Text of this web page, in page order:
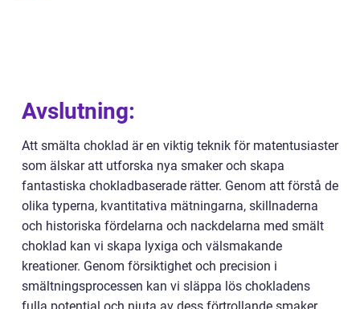
Avslutning:
Att smälta choklad är en viktig teknik för matentusiaster
som älskar att utforska nya smaker och skapa
fantastiska chokladbaserade rätter. Genom att förstå de
olika typerna, kvantitativa mätningarna, skillnaderna
och historiska fördelarna och nackdelarna med smält
choklad kan vi skapa lyxiga och välsmakande
kreationer. Genom försiktighet och precision i
smältningsprocessen kan vi släppa lös chokladens